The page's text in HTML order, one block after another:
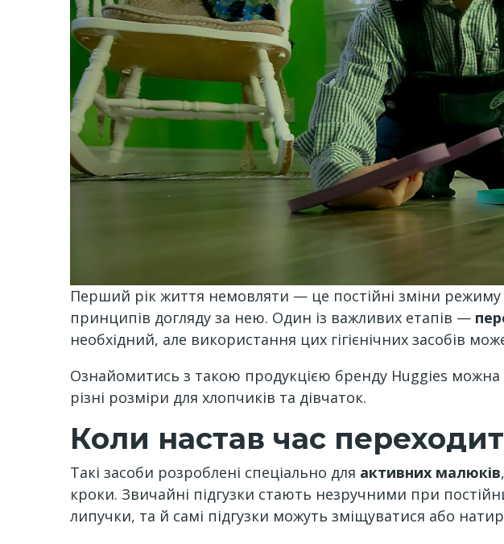
Перший рік життя немовляти — це постійні зміни
принципів догляду за нею. Один із важливих етапів —
необхідний, але використання цих гігієнічних засобів
Ознайомитись з такою продукцією бренду Huggies можна
різні розміри для хлопчиків та дівчаток.
Коли настав час
Такі засоби розроблені спеціально для активних малюків
кроки. Звичайні підгузки стають незручними при
липучки, та й самі підгузки можуть зміщуватися або